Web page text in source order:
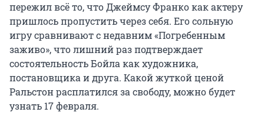
пережил всё то, что Джеймсу Франко как актеру
пришлось пропустить через себя. Его сольную
игру сравнивают с недавним «Погребенным
заживо», что лишний раз подтверждает
состоятельность Бойла как художника,
постановщика и друга. Какой жуткой ценой
Ральстон расплатился за свободу, можно будет
узнать 17 февраля.